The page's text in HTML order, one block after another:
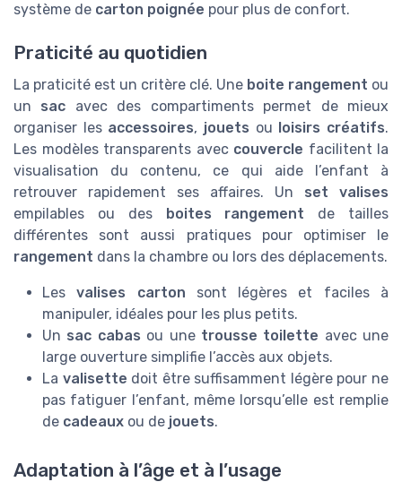
système de carton poignée pour plus de confort.
Praticité au quotidien
La praticité est un critère clé. Une boite rangement ou
un sac avec des compartiments permet de mieux
organiser les accessoires, jouets ou loisirs créatifs.
Les modèles transparents avec couvercle facilitent la
visualisation du contenu, ce qui aide l’enfant à
retrouver rapidement ses affaires. Un set valises
empilables ou des
boites rangement de tailles
différentes sont aussi pratiques pour optimiser le
rangement dans la chambre ou lors des déplacements.
Lesvalises carton sont légères et faciles à
manipuler, idéales pour les plus petits.
Un sac cabas ou une trousse toilette avec une
large ouverture simplifie l’accès aux objets.
La valisette doit être suffisamment légère pour ne
pas fatiguer l’enfant, même lorsqu’elle est remplie
de cadeaux ou de jouets.
Adaptation à l’âge et à l’usage